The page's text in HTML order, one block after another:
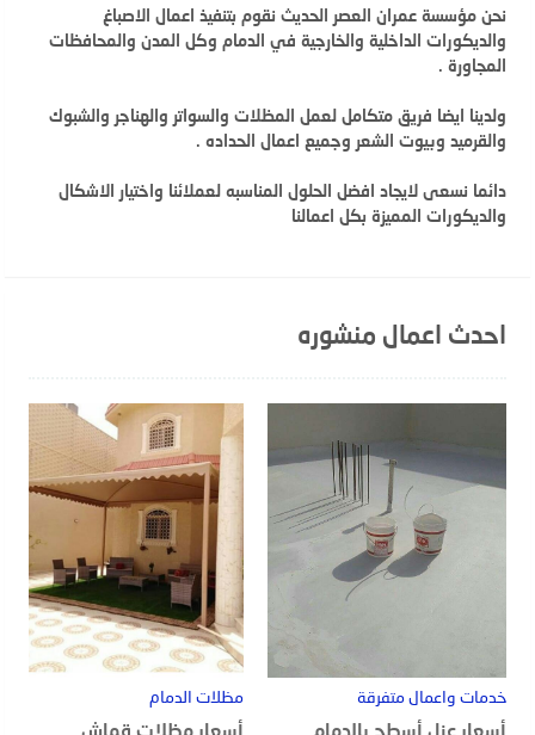
نحن مؤسسة عمران العصر الحديث نقوم بتنفيذ اعمال الاصباغ
والديكورات الداخلية والخارجية في الدمام وكل المدن والمحافظات
المجاورة .
ولدينا ايضا فريق متكامل لعمل المظلات والسواتر والهناجر والشبوك
والقرميد وبيوت الشعر وجميع اعمال الحداده .
دائما نسعى لايجاد افضل الحلول المناسبه لعملائنا واختيار الاشكال
والديكورات المميزة بكل اعمالنا
احدث اعمال منشوره
خدمات واعمال متفرقة
أسعار عزل أسطح بالدمام
مظلات الدمام
أسعار مظلات قماش